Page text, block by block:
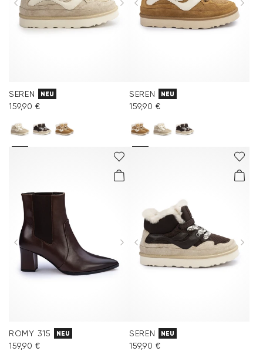
SEREN NEU
159,90 €
SEREN NEU
159,90 €
ROMY 315 NEU
159,90 €
SEREN NEU
159,90 €